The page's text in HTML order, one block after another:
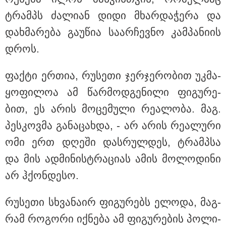
ტრამპს ძა­ლი­ან დიდი მხარ­და­ჭე­რა და
დახ­მა­რე­ბა გა­უ­წია სა­არ­ჩევ­ნო კამ­პა­ნი­ის
დროს.
ფაქ­ტი ერ­თია, რუ­სე­თი ჯერ­ჯე­რო­ბით უკ­მა­
ყო­ფი­ლოა ამ წარ­მოდ­გე­ნი­ლი ფი­გუ­რე­
ბით, ეს არის მო­ცე­მუ­ლი რე­ა­ლო­ბა. მაგ.
პეს­კოვ­მა გა­ნა­ცახ­და, - არ არის რე­ა­ლუ­რი
ომი ერთ დღე­ში დას­რულ­დეს, ტრამპსა
და მის ად­მი­ნის­ტრა­ცი­ას ამის მო­ლო­დი­ნი
არ ჰქონ­დე­სო.
რუ­სე­თი სხვა­ნა­ირ ფი­გუ­რებს ელო­და, მაგ­
რამ რო­გო­რი იქ­ნე­ბა ამ ფი­გუ­რე­ბის პო­ლი­